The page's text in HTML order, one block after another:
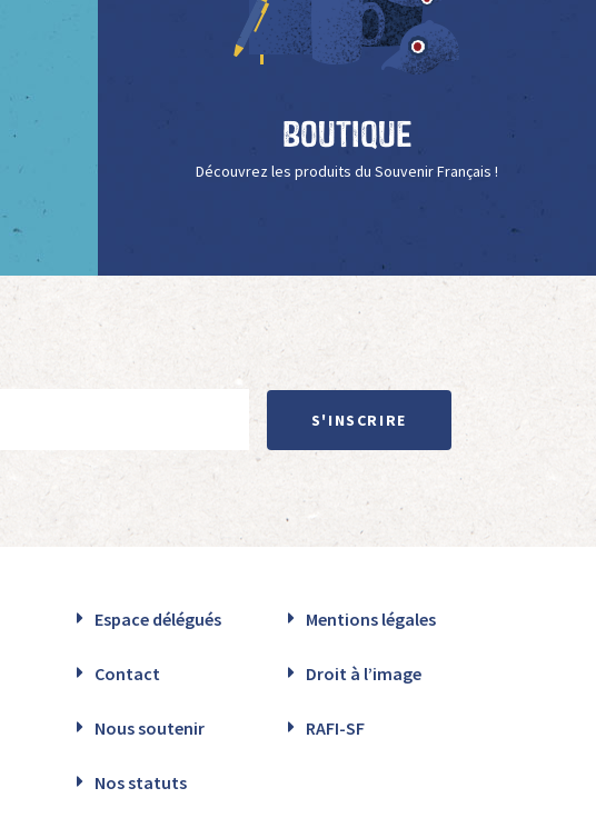
Boutique
Découvrez les produits du Souvenir Français !
S'INSCRIRE
Espace délégués Mentions légales
Contact Droit à l’image
Nous soutenir RAFI-SF
Nos statuts